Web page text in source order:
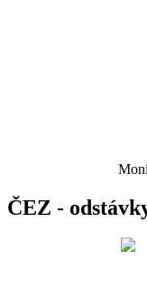
ČEZ -